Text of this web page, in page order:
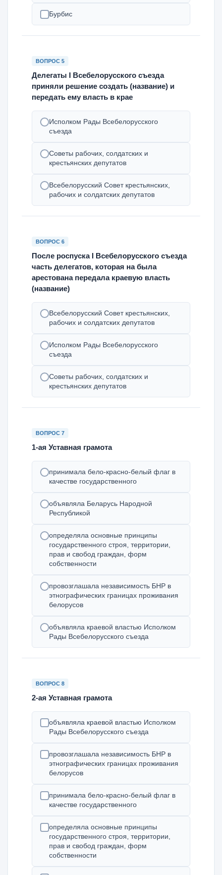
Бурбис
ВОПРОС 5
Делегаты I Всебелорусского съезда
приняли решение создать (название) и
передать ему власть в крае
Исполком Рады Всебелорусского
съезда
Советы рабочих, солдатских и
крестьянских депутатов
Всебелорусский Совет крестьянских,
рабочих и солдатских депутатов
ВОПРОС 6
После роспуска I Всебелорусского съезда
часть делегатов, которая на была
арестована передала краевую власть
(название)
Всебелорусский Совет крестьянских,
рабочих и солдатских депутатов
Исполком Рады Всебелорусского
съезда
Советы рабочих, солдатских и
крестьянских депутатов
ВОПРОС 7
1-ая Уставная грамота
принимала бело-красно-белый флаг в
качестве государственного
объявляла Беларусь Народной
Республикой
определяла основные принципы
государственного строя, территории,
прав и свобод граждан, форм
собственности
провозглашала независимость БНР в
этнографических границах проживания
белорусов
объявляла краевой властью Исполком
Рады Всебелорусского съезда
ВОПРОС 8
2-ая Уставная грамота
объявляла краевой властью Исполком
Рады Всебелорусского съезда
провозглашала независимость БНР в
этнографических границах проживания
белорусов
принимала бело-красно-белый флаг в
качестве государственного
определяла основные принципы
государственного строя, территории,
прав и свобод граждан, форм
собственности